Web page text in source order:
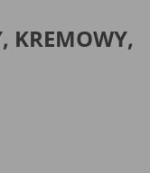
KREMOWY,